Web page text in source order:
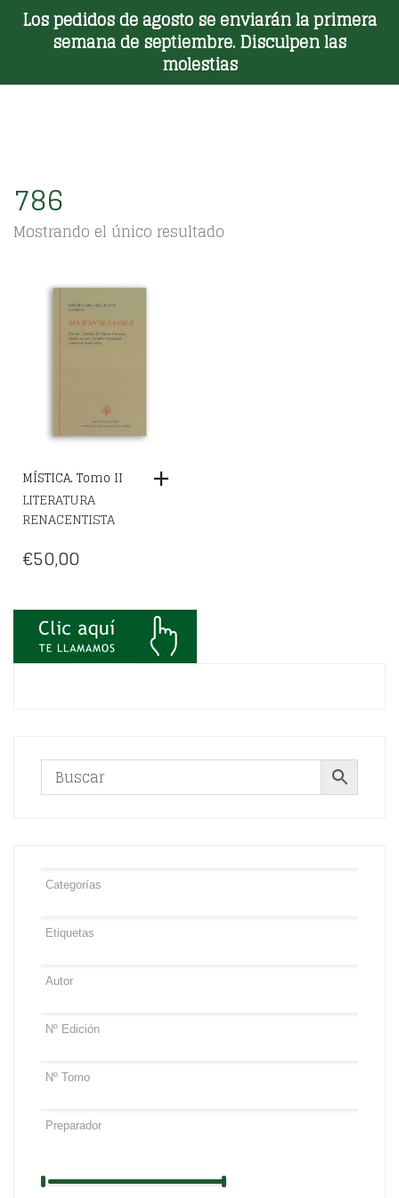
Los pedidos de agosto se enviarán la primera
semana de septiembre. Disculpen las
molestias
Toggle Menu
786
Mostrando el único resultado
MÍSTICA. Tomo II
LITERATURA
RENACENTISTA
€50,00